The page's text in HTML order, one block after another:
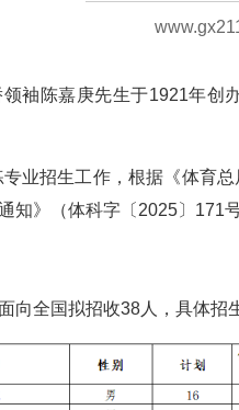
袖陈嘉庚先生于1921年创
业招生工作，根据《体育
知》（体科字〔2025〕171
向全国拟招收38人，具体招